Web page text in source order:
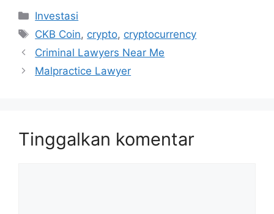
Kategori
Investasi
Tag
CKB Coin, crypto, cryptocurrency
Criminal Lawyers Near Me
Malpractice Lawyer
Tinggalkan komentar